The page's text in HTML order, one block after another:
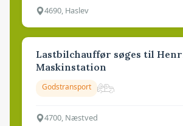
4690, Haslev
Lastbilchauffør søges til
Maskinstation
Godstransport
4700, Næstved